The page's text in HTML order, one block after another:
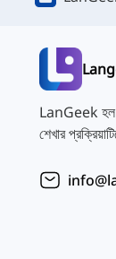
LanGeek হল
শেখার